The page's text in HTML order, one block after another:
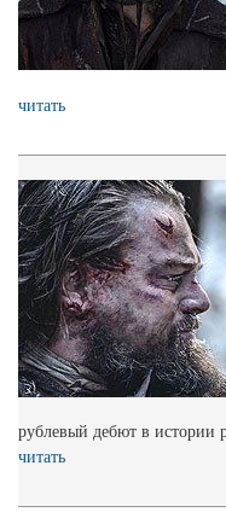
читать
рублевый дебют в истории
читать